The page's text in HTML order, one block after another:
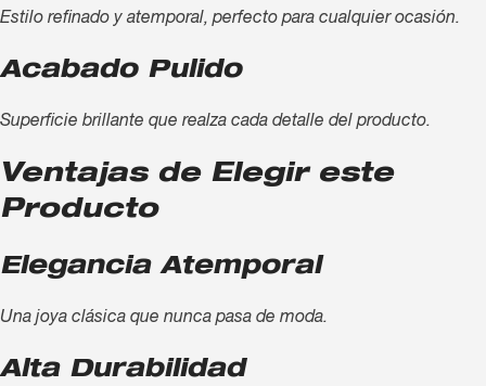
Estilo refinado y atemporal, perfecto para cualquier ocasión.
Acabado Pulido
Superficie brillante que realza cada detalle del producto.
Ventajas de Elegir este
Producto
Elegancia Atemporal
Una joya clásica que nunca pasa de moda.
Alta Durabilidad